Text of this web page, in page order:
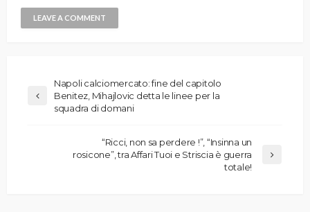
Napoli calciomercato: fine del capitolo
Benitez, Mihajlovic detta le linee per la
squadra di domani
“Ricci, non sa perdere !”, “Insinna un
rosicone”, tra Affari Tuoi e Striscia è guerra
totale!